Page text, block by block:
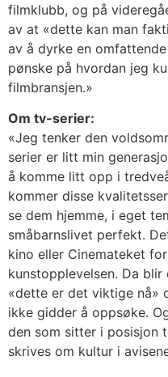
filmklubb, og på
av at «dette kan man
av å dyrke en
pønske på hvordan jeg
filmbransjen.»
Om tv-serier:
«Jeg tenker den
serier er litt min
å komme litt opp i
kommer disse
se dem hjemme, i eget
småbarnslivet perfekt.
kino eller Cinemateket
kunstopplevelsen. Da
«dette er det viktige nå»
ikke gidder å oppsøke.
den som sitter i posisjon
skrives om kultur i